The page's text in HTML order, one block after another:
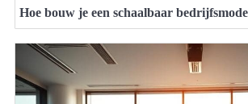
Hoe bouw je een schaalbaar